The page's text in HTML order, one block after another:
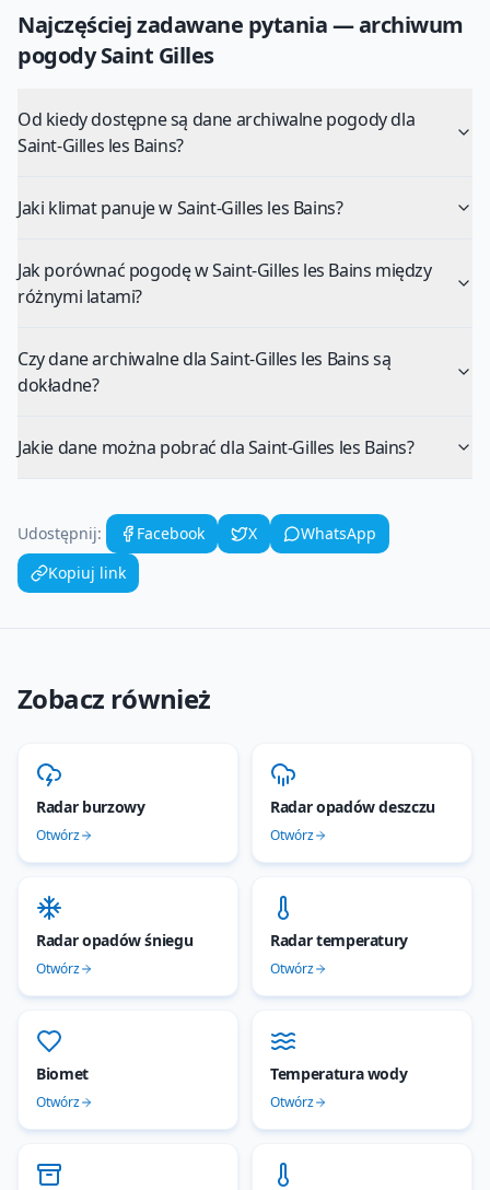
Najczęściej zadawane pytania — archiwum
pogodySaint Gilles
Od kiedy dostępne są dane archiwalne pogody dla
Saint-Gilles les Bains?
Jaki klimat panuje w Saint-Gilles les Bains?
Jak porównać pogodę w Saint-Gilles les Bains między
różnymi latami?
Czy dane archiwalne dla Saint-Gilles les Bains są
dokładne?
Jakie dane można pobrać dla Saint-Gilles les Bains?
Udostępnij: Facebook X
WhatsApp
Kopiuj link
Zobacz również
Radar burzowy
Otwórz
Radar opadów deszczu
Otwórz
Radar opadów śniegu
Otwórz
Radar temperatury
Otwórz
Biomet
Otwórz
Temperatura wody
Otwórz